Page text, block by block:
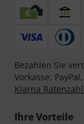
Bezahlen Sie
Vorkasse,
Klarna
Ihre Vorteile